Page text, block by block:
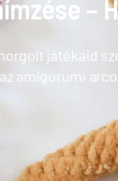
–
játékaid
amigurumi